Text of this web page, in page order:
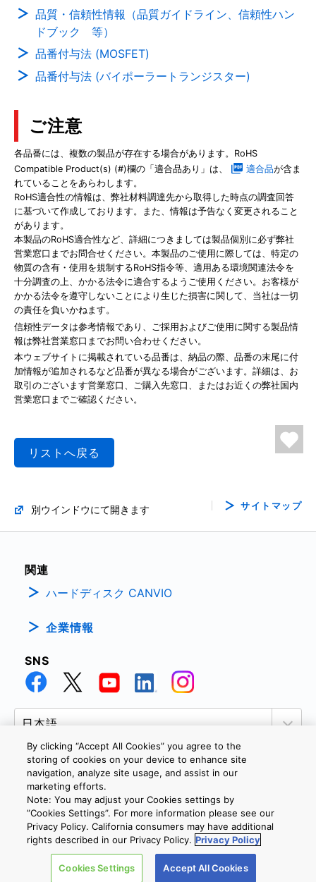
品質・信頼性情報（品質ガイドライン、信頼性ハン
ドブック 等）
品番付与法 (MOSFET)
品番付与法 (バイポーラートランジスター)
ご注意
各品番には、複数の製品が存在する場合があります。RoHS
Compatible Product(s) (#)欄の「適合品あり」は、
適合品が含ま
れていることをあらわします。
RoHS適合性の情報は、弊社材料調達先から取得した時点の調査回答
に基づいて作成しております。また、情報は予告なく変更されること
があります。
本製品のRoHS適合性など、詳細につきましては製品個別に必ず弊社
営業窓口までお問合せください。本製品のご使用に際しては、特定の
物質の含有・使用を規制するRoHS指令等、適用ある環境関連法令を
十分調査の上、かかる法令に適合するようご使用ください。お客様が
かかる法令を遵守しないことにより生じた損害に関して、当社は一切
の責任を負いかねます。
信頼性データは参考情報であり、ご採用およびご使用に関する製品情
報は弊社営業窓口までお問い合わせください。
本ウェブサイトに掲載されている品番は、納品の際、品番の末尾に付
加情報が追加されるなど品番が異なる場合がございます。詳細は、お
取引のございます営業窓口、ご購入先窓口、またはお近くの弊社国内
営業窓口までご確認ください。
リストへ戻る
別ウインドウにて開きます サイトマップ
関連
ハードディスク CANVIO
企業情報
SNS
個人情報保護方針
お問い合わせ
Copyright © 2026 TOSHIBA ELECTRONIC DEVICES & STORAGE
CORPORATION, All Rights Reserved.
By clicking “Accept All Cookies” you agree to the
storing of cookies on your device to enhance site
navigation, analyze site usage, and assist in our
marketing efforts.
Note: You may adjust your Cookies settings by
”Cookies Settings”. For more information please see our
Privacy Policy. California consumers may have additional
rights described in our Privacy Policy. Privacy Policy
Cookies Settings Accept All Cookies